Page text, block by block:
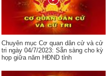
Chuyên mục Cơ quan dân cử và cử
tri ngày 04/7/2023: Sẵn sàng cho kỳ
họp giữa năm HĐND tỉnh